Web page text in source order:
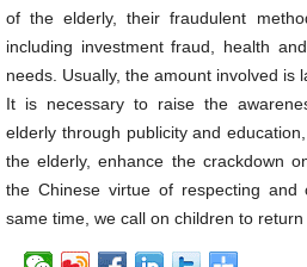
of the elderly, their fraudulent
including investment fraud, health
needs. Usually, the amount involved is
It is necessary to raise the
elderly through publicity and
the elderly, enhance the crackdown
the Chinese virtue of respecting
same time, we call on children to